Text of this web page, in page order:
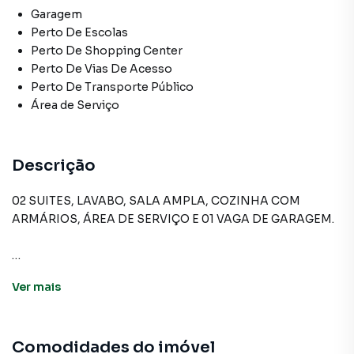
Garagem
Perto De Escolas
Perto De Shopping Center
Perto De Vias De Acesso
Perto De Transporte Público
Área de Serviço
Descrição
02 SUITES, LAVABO, SALA AMPLA, COZINHA COM
ARMÁRIOS, ÁREA DE SERVIÇO E 01 VAGA DE GARAGEM.
CENTRO, em Osasco. Não encontrou o que procurava ou
3681-9000.
Ver mais
Comodidades do imóvel